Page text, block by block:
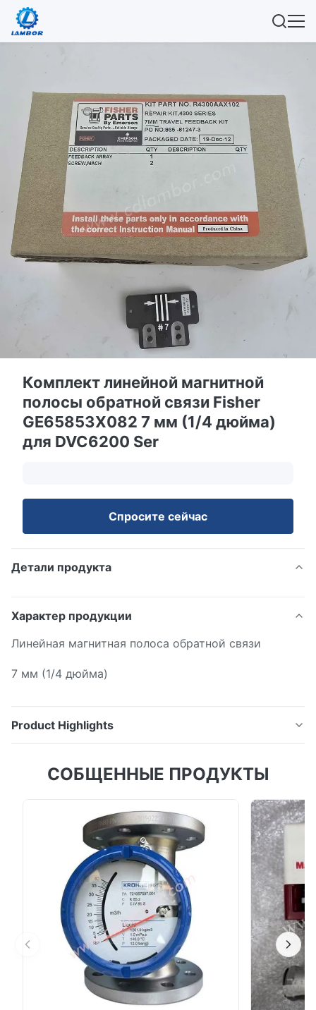
Комплект линейной магнитной
полосы обратной связи Fisher
GE65853X082 7 мм (1/4 дюйма)
для DVC6200 Ser
Спросите сейчас
Детали продукта
Характер продукции
Линейная магнитная полоса обратной связи
7 мм (1/4 дюйма)
Product Highlights
(1/4 дюйма)СОБЩЕННЫЕ ПРОДУКТЫ